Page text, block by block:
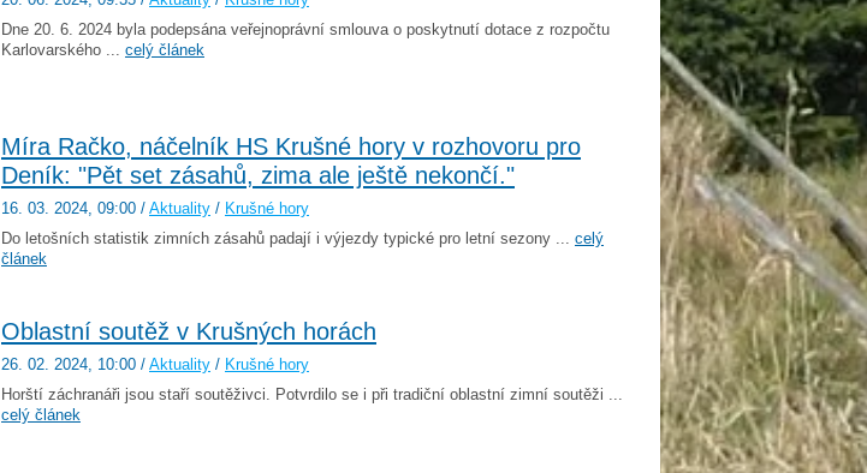
Dne 20. 6. 2024 byla podepsána veřejnoprávní smlouva o poskytnutí dotace z rozpočtu
Karlovarského ... celý článek
Míra Račko, náčelník HS Krušné hory v rozhovoru pro
Deník: "Pět set zásahů, zima ale ještě nekončí."
16. 03. 2024, 09:00 / Aktuality / Krušné hory
Do letošních statistik zimních zásahů padají i výjezdy typické pro letní sezony ... celý
článek
Oblastní soutěž v Krušných horách
26. 02. 2024, 10:00 / Aktuality / Krušné hory
Horští záchranáři jsou staří soutěživci. Potvrdilo se i při tradiční oblastní zimní soutěži ...
celý článek